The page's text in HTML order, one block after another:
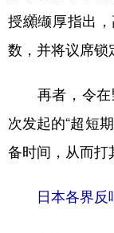
授纐缬厚指出
数，并将议席锁
再者，令在
次发起的“超短
备时间，从而打
日本各界反